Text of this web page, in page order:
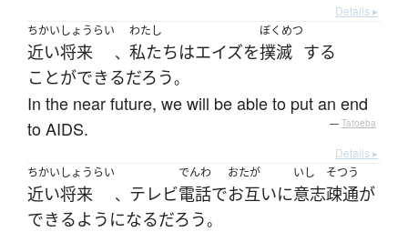
Details ▸
ちかいしょうらい
近い将来 、
わたし
私たちはエイズを
ぼくめつ
撲滅 する
ことができるだろう。
In the near future, we will be able to put an end
to AIDS.
— Tatoeba
Details ▸
ちかいしょうらい
近い将来 、 テレビ
でんわ
電話で
おたが
お互いに
いし
意志
そつう
疎通が
できるようになるだろう。